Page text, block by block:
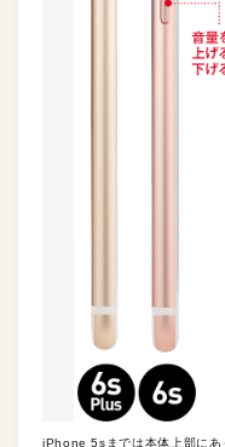
iPhone 5sまでは本体上部にあ